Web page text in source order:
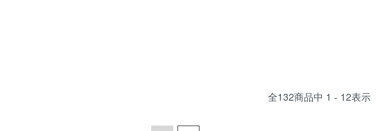
全132商品中 1 - 12表示